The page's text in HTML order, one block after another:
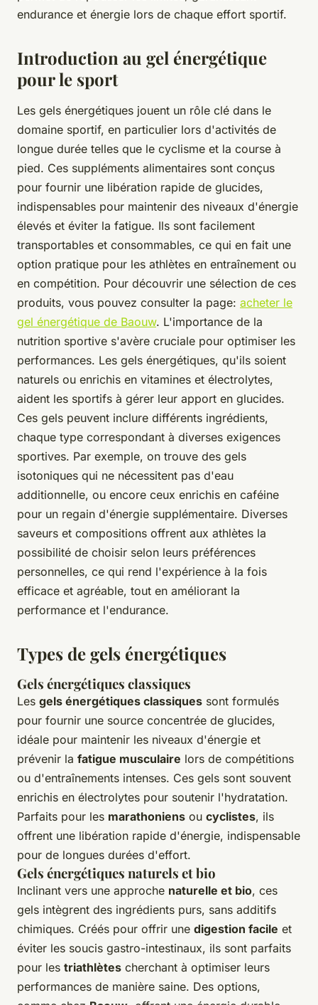
endurance et énergie lors de chaque effort sportif.
Introduction au gel énergétique
pour le sport
Les gels énergétiques jouent un rôle clé dans le
domaine sportif, en particulier lors d'activités de
longue durée telles que le cyclisme et la course à
pied. Ces suppléments alimentaires sont conçus
pour fournir une libération rapide de glucides,
indispensables pour maintenir des niveaux d'énergie
élevés et éviter la fatigue. Ils sont facilement
transportables et consommables, ce qui en fait une
option pratique pour les athlètes en entraînement ou
en compétition. Pour découvrir une sélection de ces
produits, vous pouvez consulter la page: acheter le
gel énergétique de Baouw. L'importance de la
nutrition sportive s'avère cruciale pour optimiser les
performances. Les gels énergétiques, qu'ils soient
naturels ou enrichis en vitamines et électrolytes,
aident les sportifs à gérer leur apport en glucides.
Ces gels peuvent inclure différents ingrédients,
chaque type correspondant à diverses exigences
sportives. Par exemple, on trouve des gels
isotoniques qui ne nécessitent pas d'eau
additionnelle, ou encore ceux enrichis en caféine
pour un regain d'énergie supplémentaire. Diverses
saveurs et compositions offrent aux athlètes la
possibilité de choisir selon leurs préférences
personnelles, ce qui rend l'expérience à la fois
efficace et agréable, tout en améliorant la
performance et l'endurance.
Types de gels énergétiques
Gels énergétiques classiques
Les gels énergétiques classiques sont formulés
pour fournir une source concentrée de glucides,
idéale pour maintenir les niveaux d'énergie et
prévenir la fatigue musculaire lors de compétitions
ou d'entraînements intenses. Ces gels sont souvent
enrichis en électrolytes pour soutenir l'hydratation.
Parfaits pour les marathoniens ou cyclistes, ils
offrent une libération rapide d'énergie, indispensable
pour de longues durées d'effort.
Gels énergétiques naturels et bio
Inclinant vers une approche naturelle et bio, ces
gels intègrent des ingrédients purs, sans additifs
chimiques. Créés pour offrir une digestion facile et
éviter les soucis gastro-intestinaux, ils sont parfaits
pour les triathlètes cherchant à optimiser leurs
performances de manière saine. Des options,